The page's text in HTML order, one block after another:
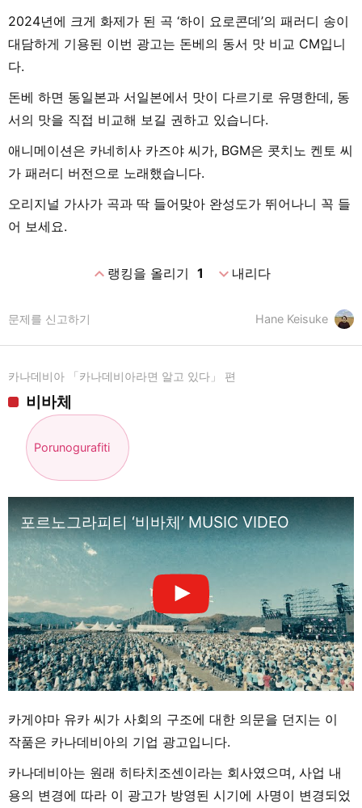
2024년에 크게 화제가 된 곡 ‘하이 요로콘데’의 패러디 송이
대담하게 기용된 이번 광고는 돈베의 동서 맛 비교 CM입니
다.
돈베 하면 동일본과 서일본에서 맛이 다르기로 유명한데, 동
서의 맛을 직접 비교해 보길 권하고 있습니다.
애니메이션은 카네히사 카즈야 씨가, BGM은 콧치노 켄토 씨
가 패러디 버전으로 노래했습니다.
오리지널 가사가 곡과 딱 들어맞아 완성도가 뛰어나니 꼭 들
어 보세요.
expand_less랭킹을 올리기 1 expand_more내리다
Hane Keisuke
문제를 신고하기
카나데비아 「카나데비아라면 알고 있다」 편
비바체
Porunogurafiti
포르노그라피티 ‘비바체’ MUSIC VIDEO
카게야마 유카 씨가 사회의 구조에 대한 의문을 던지는 이
작품은 카나데비아의 기업 광고입니다.
카나데비아는 원래 히타치조센이라는 회사였으며, 사업 내
용의 변경에 따라 이 광고가 방영된 시기에 사명이 변경되었